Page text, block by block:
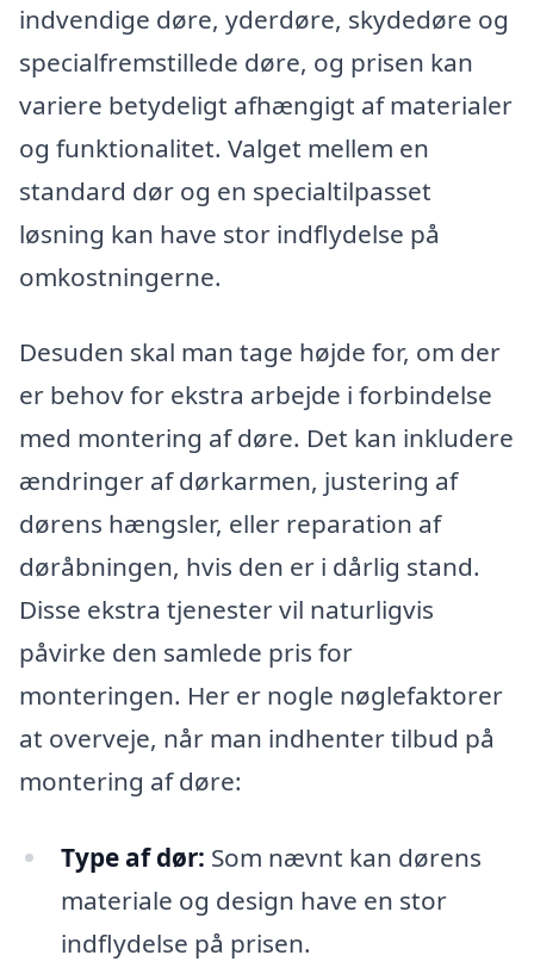
indvendige døre, yderdøre, skydedøre og
specialfremstillede døre, og prisen kan
variere betydeligt afhængigt af materialer
og funktionalitet. Valget mellem en
standard dør og en specialtilpasset
løsning kan have stor indflydelse på
omkostningerne.
Desuden skal man tage højde for, om der
er behov for ekstra arbejde i forbindelse
med montering af døre. Det kan inkludere
ændringer af dørkarmen, justering af
dørens hængsler, eller reparation af
døråbningen, hvis den er i dårlig stand.
Disse ekstra tjenester vil naturligvis
påvirke den samlede pris for
monteringen. Her er nogle nøglefaktorer
at overveje, når man indhenter tilbud på
montering af døre:
Type af dør: Som nævnt kan dørens
materiale og design have en stor
indflydelse på prisen.